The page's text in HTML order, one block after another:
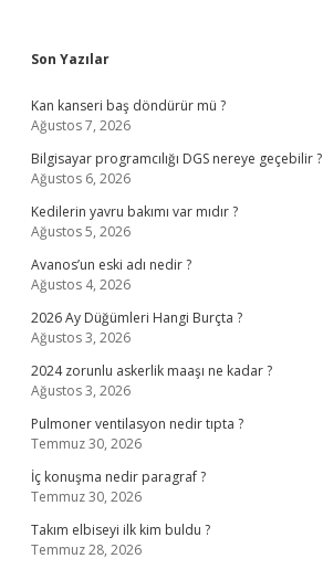
Sidebar
Son Yazılar
Kan kanseri baş döndürür mü ?
Ağustos 7, 2026
Bilgisayar programcılığı DGS nereye geçebilir ?
Ağustos 6, 2026
Kedilerin yavru bakımı var mıdır ?
Ağustos 5, 2026
Avanos’un eski adı nedir ?
Ağustos 4, 2026
2026 Ay Düğümleri Hangi Burçta ?
Ağustos 3, 2026
2024 zorunlu askerlik maaşı ne kadar ?
Ağustos 3, 2026
Pulmoner ventilasyon nedir tıpta ?
Temmuz 30, 2026
İç konuşma nedir paragraf ?
Temmuz 30, 2026
Takım elbiseyi ilk kim buldu ?
Temmuz 28, 2026